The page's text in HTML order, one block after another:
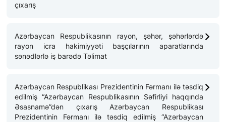
TƏLIMLƏR
FƏALIYYƏT
ƏHALININ MAARIFLƏNDIRILMƏSI
ƏLAQƏ
çıxarış
Azərbaycan Respublikasının rayon, şəhər, şəhərlərdə
rayon icra hakimiyyəti başçılarının aparatlarında
sənədlərlə iş barədə Təlimat
Azərbaycan Respublikası Prezidentinin Fərmanı ilə təsdiq
edilmiş “Azərbaycan Respublikasının Səfirliyi haqqında
Əsasnamə”dən çıxarış Azərbaycan Respublikası
Prezidentinin Fərmanı ilə təsdiq edilmiş “Azərbaycan